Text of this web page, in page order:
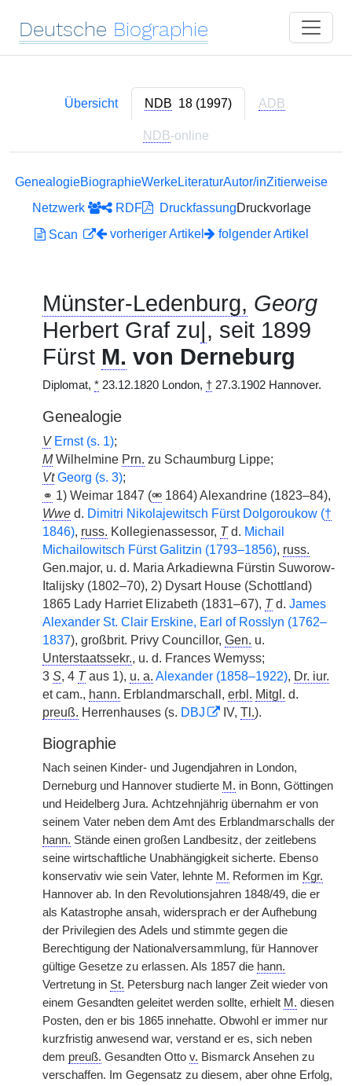
Deutsche Biographie
Übersicht NDB 18 (1997) ADB
NDB-online
GenealogieBiographieWerkeLiteraturAutor/inZitierweise
Netzwerk
RDF DruckfassungDruckvorlage
Scan
vorheriger Artikel folgender Artikel
Münster-Ledenburg, Georg
Herbert Graf zu|, seit 1899
Fürst M. von Derneburg
Diplomat, * 23.12.1820 London, † 27.3.1902 Hannover.
Genealogie
V Ernst (s. 1);
MWilhelmine Prn. zu Schaumburg Lippe;
Vt Georg (s. 3);
⚭ 1) Weimar 1847 (⚮ 1864) Alexandrine (1823–84),
Wwe d. Dimitri Nikolajewitsch Fürst Dolgoroukow (†
1846), russ. Kollegienassessor, Td. Michail
Michailowitsch Fürst Galitzin (1793–1856), russ.
Gen.major, u. d. Maria Arkadiewna Fürstin Suworow-
Italijsky (1802–70), 2) Dysart House (Schottland)
1865 Lady Harriet Elizabeth (1831–67), Td. James
Alexander St. Clair Erskine, Earl of Rosslyn (1762–
1837), großbrit. Privy Councillor, Gen. u.
Unterstaatssekr., u. d. Frances Wemyss;
3 S, 4 Taus 1), u. a. Alexander (1858–1922), Dr. iur.
et cam., hann. Erblandmarschall, erbl. Mitgl. d.
preuß. Herrenhauses (s. DBJ IV, Tl.).
Biographie
Nach seinen Kinder- und Jugendjahren in London,
Derneburg und Hannover studierte M. in Bonn, Göttingen
und Heidelberg Jura. Achtzehnjährig übernahm er von
seinem Vater neben dem Amt des Erblandmarschalls der
hann. Stände einen großen Landbesitz, der zeitlebens
seine wirtschaftliche Unabhängigkeit sicherte. Ebenso
konservativ wie sein Vater, lehnte M. Reformen im Kgr.
Hannover ab. In den Revolutionsjahren 1848/49, die er
als Katastrophe ansah, widersprach er der Aufhebung
der Privilegien des Adels und stimmte gegen die
Berechtigung der Nationalversammlung, für Hannover
gültige Gesetze zu erlassen. Als 1857 die hann.
Vertretung in St. Petersburg nach langer Zeit wieder von
einem Gesandten geleitet werden sollte, erhielt M. diesen
Posten, den er bis 1865 innehatte. Obwohl er immer nur
kurzfristig anwesend war, verstand er es, sich neben
dem preuß. Gesandten Otto v. Bismarck Ansehen zu
verschaffen. Im Gegensatz zu diesem, aber ohne Erfolg,